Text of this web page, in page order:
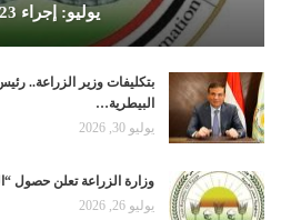
يوليو: إجراء 3723…
بتكليفات وزير الزراعة..
البيطرية…
يوليو 30, 2026
وزارة الزراعة تعلن حصول
يوليو 26, 2026